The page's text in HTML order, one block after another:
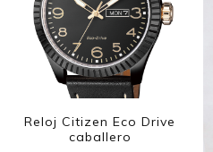
Reloj Citizen Eco Drive
caballero